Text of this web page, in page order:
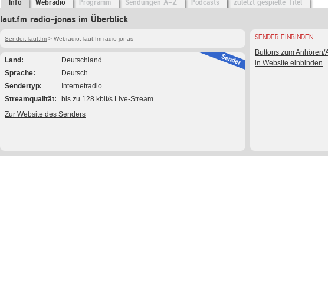
Info Webradio Programm Sendungen A-Z Podcasts zuletzt gespielte Titel
laut.fm radio-jonas im Überblick
Sender: laut.fm > Webradio: laut.fm radio-jonas
Land
Deutschland
Sprache
Deutsch
Sendertyp
Internetradio
Streamqualität
bis zu 128 kbit/s Live-Stream
Zur Website des Senders
SENDER EINBINDEN
Buttons zum Anhören/
in Website einbinden